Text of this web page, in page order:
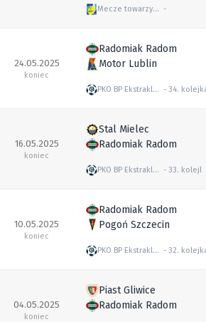
Mecze towarzyskie
24.05.2025
koniec
Radomiak Radom
Motor Lublin
PKO BP Ekstraklasa 34.
16.05.2025
koniec
Stal Mielec
Radomiak Radom
PKO BP Ekstraklasa 33. kolejka
10.05.2025
koniec
Radomiak Radom
Pogoń Szczecin
PKO BP Ekstraklasa 32.
04.05.2025
koniec
Piast Gliwice
Radomiak Radom